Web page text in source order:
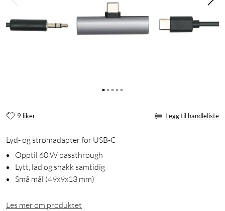
9 liker Legg til handleliste
Lyd- og strømadapter for USB-C
Opptil 60 W passthrough
Lytt, lad og snakk samtidig
Små mål (49x9x13 mm)
Les mer om produktet